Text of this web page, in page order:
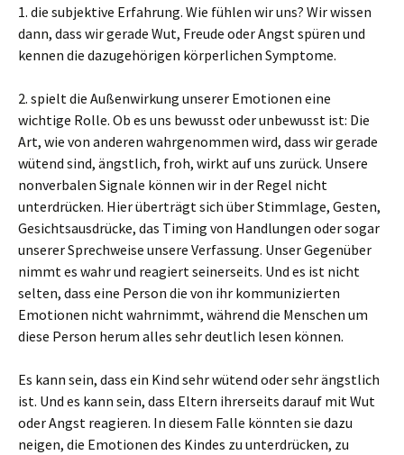
1. die subjektive Erfahrung. Wie fühlen wir uns? Wir wissen
dann, dass wir gerade Wut, Freude oder Angst spüren und
kennen die dazugehörigen körperlichen Symptome.
2. spielt die Außenwirkung unserer Emotionen eine
wichtige Rolle. Ob es uns bewusst oder unbewusst ist: Die
Art, wie von anderen wahrgenommen wird, dass wir gerade
wütend sind, ängstlich, froh, wirkt auf uns zurück. Unsere
nonverbalen Signale können wir in der Regel nicht
unterdrücken. Hier überträgt sich über Stimmlage, Gesten,
Gesichtsausdrücke, das Timing von Handlungen oder sogar
unserer Sprechweise unsere Verfassung. Unser Gegenüber
nimmt es wahr und reagiert seinerseits. Und es ist nicht
selten, dass eine Person die von ihr kommunizierten
Emotionen nicht wahrnimmt, während die Menschen um
diese Person herum alles sehr deutlich lesen können.
Es kann sein, dass ein Kind sehr wütend oder sehr ängstlich
ist. Und es kann sein, dass Eltern ihrerseits darauf mit Wut
oder Angst reagieren. In diesem Falle könnten sie dazu
neigen, die Emotionen des Kindes zu unterdrücken, zu